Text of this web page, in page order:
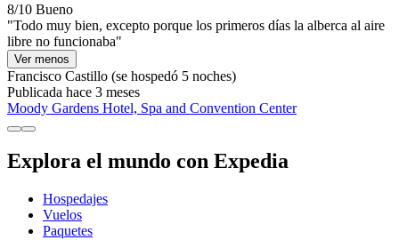
8/10 Bueno
"Todo muy bien, excepto porque los primeros días la alberca al aire
libre no funcionaba"
Ver menos
Francisco Castillo (se hospedó 5 noches)
Publicada hace 3 meses
Moody Gardens Hotel, Spa and Convention Center
Explora el mundo con Expedia
Hospedajes
Vuelos
Paquetes